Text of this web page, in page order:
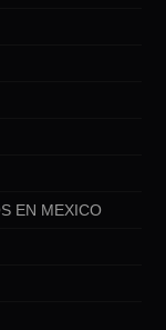
EN MEXICO